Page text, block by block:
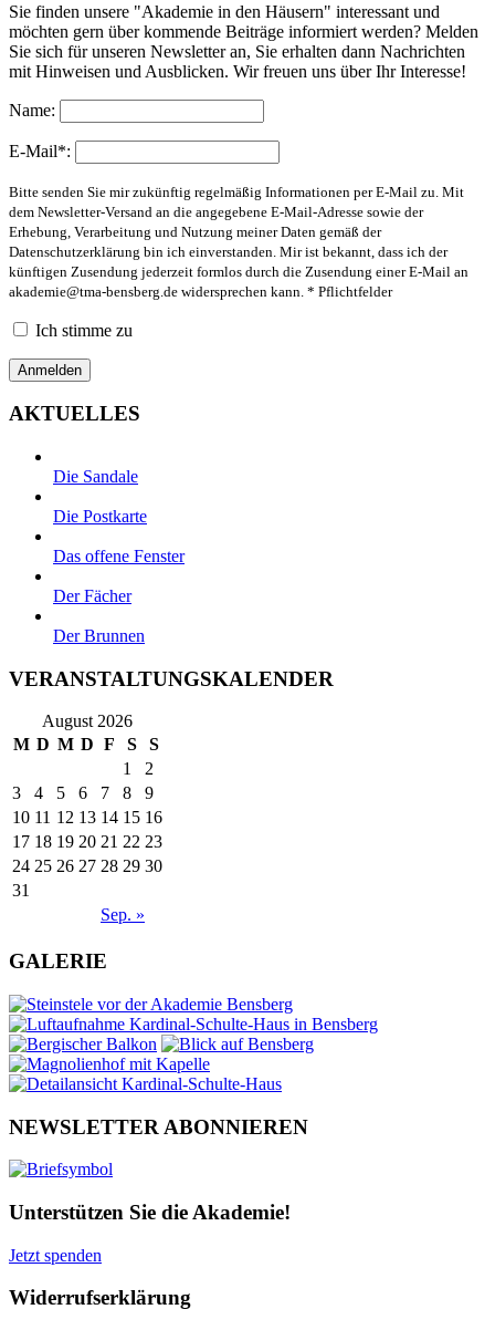
Sie finden unsere "Akademie in den Häusern" interessant und
möchten gern über kommende Beiträge informiert werden? Melden
Sie sich für unseren Newsletter an, Sie erhalten dann Nachrichten
mit Hinweisen und Ausblicken. Wir freuen uns über Ihr Interesse!
Name:
E-Mail*:
Bitte senden Sie mir zukünftig regelmäßig Informationen per E-Mail zu. Mit
dem Newsletter-Versand an die angegebene E-Mail-Adresse sowie der
Erhebung, Verarbeitung und Nutzung meiner Daten gemäß der
Datenschutzerklärung bin ich einverstanden. Mir ist bekannt, dass ich der
künftigen Zusendung jederzeit formlos durch die Zusendung einer E-Mail an
akademie@tma-bensberg.de widersprechen kann. * Pflichtfelder
Ich stimme zu
AKTUELLES
Die Sandale
Die Postkarte
Das offene Fenster
Der Fächer
Der Brunnen
VERANSTALTUNGSKALENDER
August 2026
M D M D F S S
Sep. »
1
2
3
4 5 6 7 8
9
10 11 12 13 14 15 16
17 18 19 20 21 22 23
24 25 26 27 28 29 30
31
GALERIE
NEWSLETTER ABONNIEREN
Unterstützen Sie die Akademie!
Jetzt spenden
Widerrufserklärung